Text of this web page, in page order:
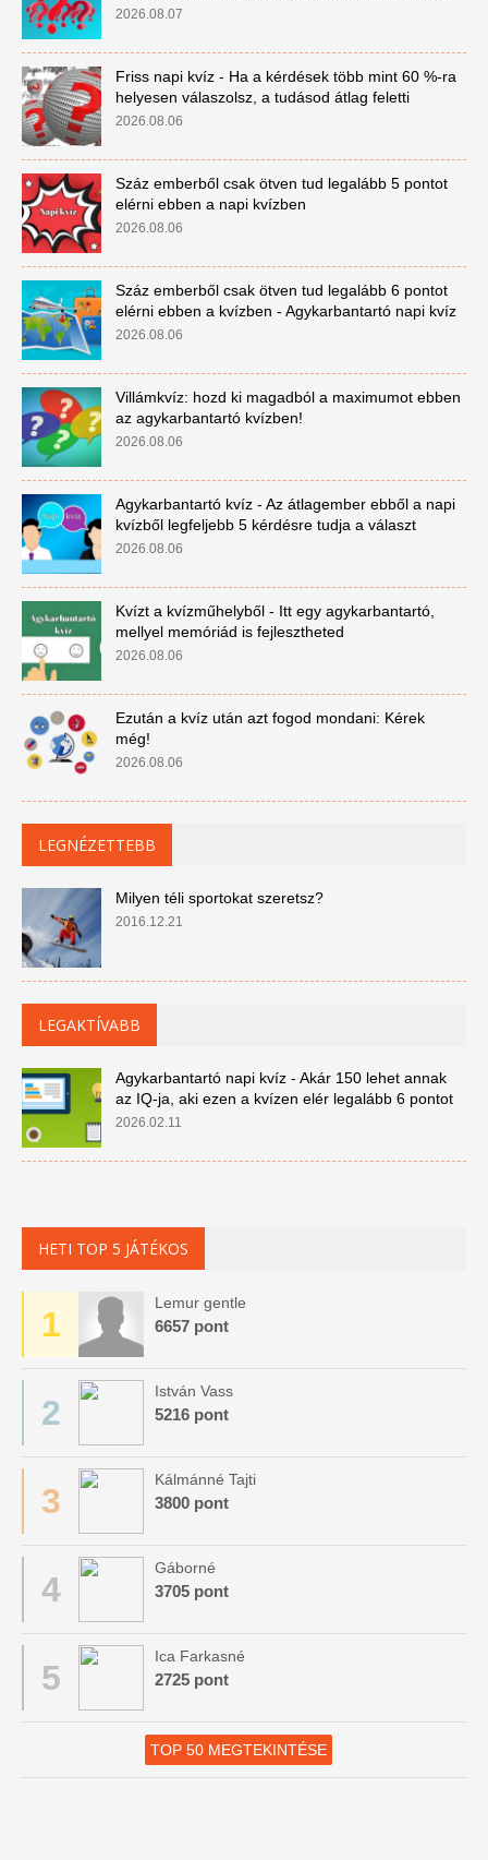
2026.08.07
Friss napi kvíz - Ha a kérdések több mint 60 %-ra
helyesen válaszolsz, a tudásod átlag feletti
2026.08.06
Száz emberből csak ötven tud legalább 5 pontot
elérni ebben a napi kvízben
2026.08.06
Száz emberből csak ötven tud legalább 6 pontot
elérni ebben a kvízben - Agykarbantartó napi kvíz
2026.08.06
Villámkvíz: hozd ki magadból a maximumot ebben
az agykarbantartó kvízben!
2026.08.06
Agykarbantartó kvíz - Az átlagember ebből a napi
kvízből legfeljebb 5 kérdésre tudja a választ
2026.08.06
Kvízt a kvízműhelyből - Itt egy agykarbantartó,
mellyel memóriád is fejlesztheted
2026.08.06
Ezután a kvíz után azt fogod mondani: Kérek
még!
2026.08.06
LEGNÉZETTEBB
Milyen téli sportokat szeretsz?
2016.12.21
LEGAKTÍVABB
Agykarbantartó napi kvíz - Akár 150 lehet annak
az IQ-ja, aki ezen a kvízen elér legalább 6 pontot
2026.02.11
HETI TOP 5 JÁTÉKOS
1
Lemur gentle
6657 pont
2
István Vass
5216 pont
3
Kálmánné Tajti
3800 pont
4
Gáborné
3705 pont
5
Ica Farkasné
2725 pont
TOP 50 MEGTEKINTÉSE